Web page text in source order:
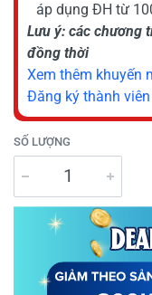
áp dụng ĐH từ
Lưu ý: các chương
đồng thời
Xem thêm khuyến
Đăng ký thành viên
SỐ LƯỢNG